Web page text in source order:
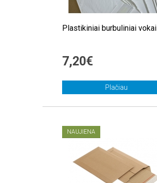
Plastikiniai burbuliniai vokai
7,20€
Plačiau
NAUJIENA